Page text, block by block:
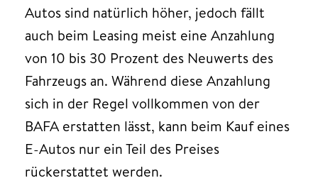
Autos sind natürlich höher, jedoch fällt
auch beim Leasing meist eine Anzahlung
von 10 bis 30 Prozent des Neuwerts des
Fahrzeugs an. Während diese Anzahlung
sich in der Regel vollkommen von der
BAFA erstatten lässt, kann beim Kauf eines
E-Autos nur ein Teil des Preises
rückerstattet werden.